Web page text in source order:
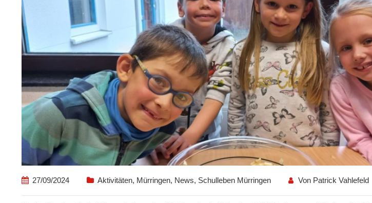
27/09/2024 Aktivitäten, Mürringen, News, Schulleben Mürringen Von Patrick Vahlefeld